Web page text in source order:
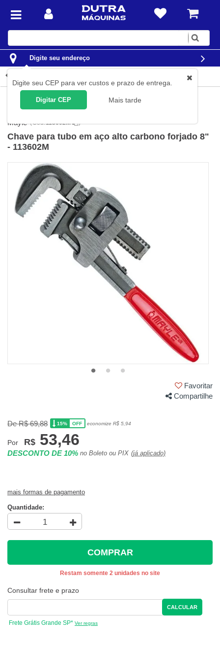
Digite
Digite seu endereço
Digite seu CEP para ver custos e prazo de entrega.
Digitar CEP Mais tarde
Ferramentas Ferramentas Manuais Chaves
Tubos e Grifos
Mayle (Cód.113602M )
Chave para tubo em aço alto carbono forjado 8"
- 113602M
Favoritar
Compartilhe
De R$ 69,88 15% OFF economize R$ 5,94
Por R$ 53,46
DESCONTO DE 10% no Boleto ou PIX (já aplicado)
mais formas de pagamento
Quantidade:
COMPRAR
Restam somente 2 unidades no site
Consultar frete e prazo
CALCULAR
Frete Grátis Grande SP* Ver regras